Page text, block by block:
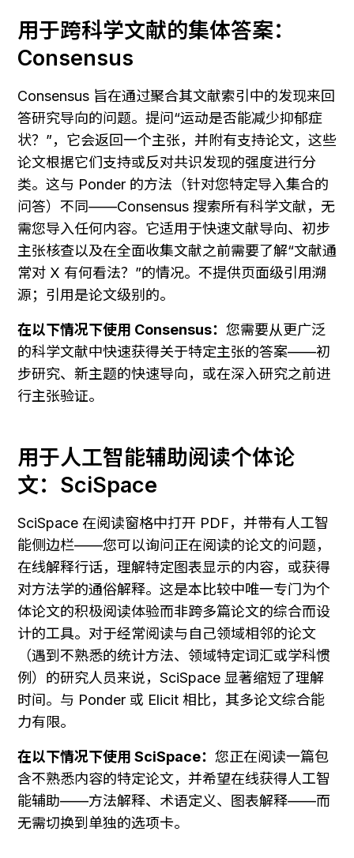
用于跨科学文献的集体答案：
Consensus
Consensus 旨在通过聚合其文献索引中的发现来回
答研究导向的问题。提问“运动是否能减少抑郁症
状？”，它会返回一个主张，并附有支持论文，这些
论文根据它们支持或反对共识发现的强度进行分
类。这与 Ponder 的方法（针对您特定导入集合的
问答）不同——Consensus 搜索所有科学文献，无
需您导入任何内容。它适用于快速文献导向、初步
主张核查以及在全面收集文献之前需要了解“文献通
常对 X 有何看法？”的情况。不提供页面级引用溯
源；引用是论文级别的。
在以下情况下使用 Consensus： 您需要从更广泛
的科学文献中快速获得关于特定主张的答案——初
步研究、新主题的快速导向，或在深入研究之前进
行主张验证。
用于人工智能辅助阅读个体论
文：SciSpace
SciSpace 在阅读窗格中打开 PDF，并带有人工智
能侧边栏——您可以询问正在阅读的论文的问题，
在线解释行话，理解特定图表显示的内容，或获得
对方法学的通俗解释。这是本比较中唯一专门为个
体论文的积极阅读体验而非跨多篇论文的综合而设
计的工具。对于经常阅读与自己领域相邻的论文
（遇到不熟悉的统计方法、领域特定词汇或学科惯
例）的研究人员来说，SciSpace 显著缩短了理解
时间。与 Ponder 或 Elicit 相比，其多论文综合能
力有限。
在以下情况下使用 SciSpace： 您正在阅读一篇包
含不熟悉内容的特定论文，并希望在线获得人工智
能辅助——方法解释、术语定义、图表解释——而
无需切换到单独的选项卡。